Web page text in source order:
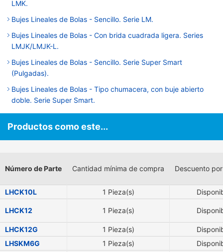
LMK.
Bujes Lineales de Bolas - Sencillo. Serie LM.
Bujes Lineales de Bolas - Con brida cuadrada ligera. Series
LMJK/LMJK-L.
Bujes Lineales de Bolas - Sencillo. Serie Super Smart
(Pulgadas).
Bujes Lineales de Bolas - Tipo chumacera, con buje abierto
doble. Serie Super Smart.
Productos como este...
Número de Parte Cantidad mínima de compra Descuento
LHCK10L 1 Pieza(s)
LHCK12 1 Pieza(s)
LHCK12G 1 Pieza(s)
LHSKM6G
1 Pieza(s)